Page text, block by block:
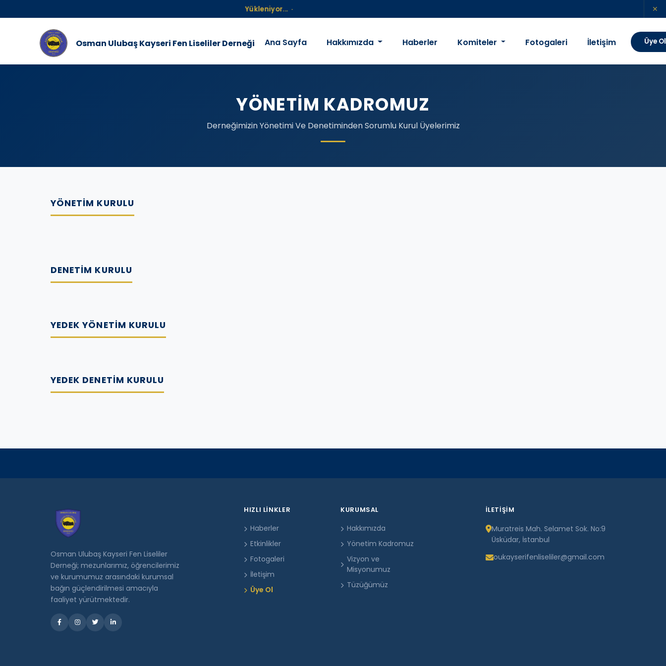
Yükleniyor...· ✕
Osman Ulubaş Kayseri Fen Liseliler Derneği Ana Sayfa Hakkımızda Haberler Komiteler Fotogaleri İletişim Üye Ol
YÖNETIM KADROMUZ
Derneğimizin Yönetimi Ve Denetiminden Sorumlu Kurul Üyelerimiz
YÖNETIM KURULU
DENETIM KURULU
YEDEK YÖNETIM KURULU
YEDEK DENETIM KURULU
Osman Ulubaş Kayseri Fen Liseliler
Derneği; mezunlarımız, öğrencilerimiz
ve kurumumuz arasındaki kurumsal
bağın güçlendirilmesi amacıyla
faaliyet yürütmektedir.
HIZLI LINKLER
Haberler
Etkinlikler
Fotogaleri
İletişim
Üye Ol
KURUMSAL
Hakkımızda
Yönetim Kadromuz
Vizyon ve
Misyonumuz
Tüzüğümüz
İLETIŞIM
Muratreis Mah. Selamet Sok. No:9
Üsküdar, İstanbul
oukayserifenliseliler@gmail.com